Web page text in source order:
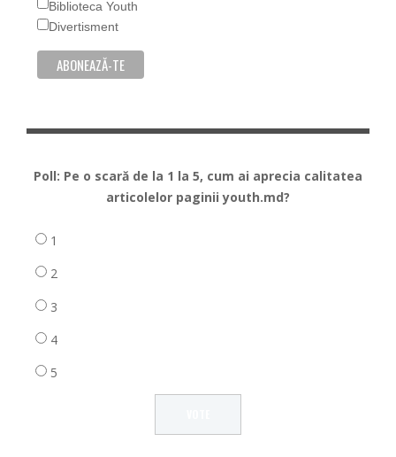
Biblioteca Youth
Divertisment
Poll: Pe o scară de la 1 la 5, cum ai aprecia calitatea
articolelor paginii youth.md?
1
2
3
4
5